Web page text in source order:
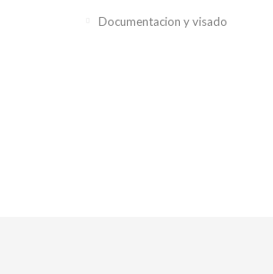
Documentacion y visado